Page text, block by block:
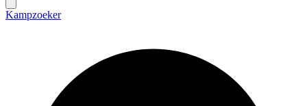
Kampzoeker